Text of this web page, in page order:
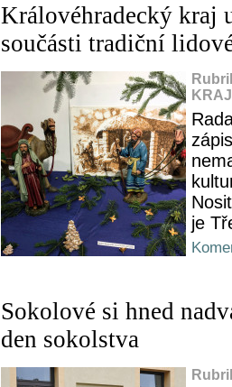
Královéhradecký kraj
součásti tradiční
je
Sokolové si hned
den sokolstva